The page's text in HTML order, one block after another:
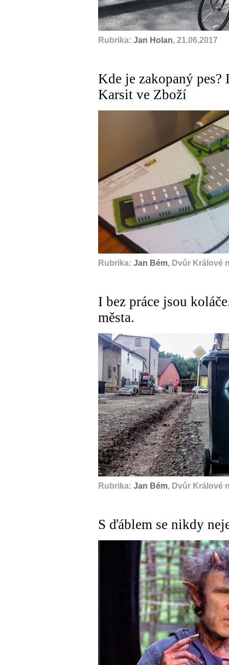
Rubrika: Jan Holan, 21.06.2017
Kde je zakopaný
Karsit ve Zboží
Rubrika: Jan Bém, Dvůr Králové
I bez práce jsou
města.
Rubrika: Jan Bém, Dvůr Králové
S ďáblem se nikdy